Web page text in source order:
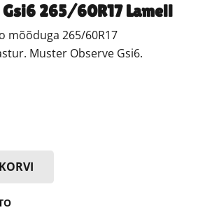
Gsi6 265/60R17 Lamell
mõõduga 265/60R17
Muster Observe Gsi6.